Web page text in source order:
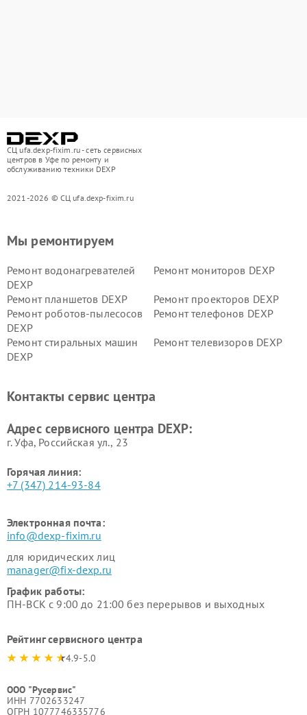
СЦ ufa.dexp-fixim.ru - сеть сервисных
центров в Уфе по ремонту и
обслуживанию техники DEXP
2021-2026 © СЦ ufa.dexp-fixim.ru
Мы ремонтируем
Ремонт водонагревателей
DEXP
Ремонт мониторов DEXP
Ремонт планшетов DEXP
Ремонт проекторов DEXP
Ремонт роботов-пылесосов
DEXP
Ремонт телефонов DEXP
Ремонт стиральных машин
DEXP
Ремонт телевизоров DEXP
Ремонт серверов DEXP
Ремонт мини пк DEXP
Контакты сервис центра
Адрес сервисного центра DEXP:
г. Уфа, Российская ул., 23
Горячая линия:
+7 (347) 214-93-84
Электронная почта:
info@dexp-fixim.ru
для юридических лиц
manager@fix-dexp.ru
График работы:
ПН-ВСК с 9:00 до 21:00 без перерывов и выходных
Рейтинг сервисного центра
4.9-5.0
ООО "Русервис"
ИНН 7702633247
ОГРН 1077746335776